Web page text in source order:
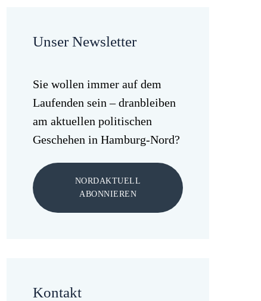
Unser Newsletter
Sie wollen immer auf dem
Laufenden sein – dranbleiben
am aktuellen politischen
Geschehen in Hamburg-Nord?
NORDAKTUELL
ABONNIEREN
Kontakt